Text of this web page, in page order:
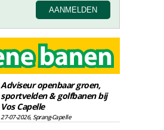
Adviseur openbaar groen,
sportvelden & golfbanen bij
Vos Capelle
27-07-2026, Sprang-Capelle